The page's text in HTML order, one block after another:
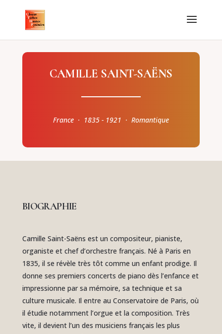
CAMILLE SAINT-SAËNS
France · 1835 - 1921 · Romantique
BIOGRAPHIE
Camille Saint-Saëns est un compositeur, pianiste,
organiste et chef d’orchestre français. Né à Paris en
1835, il se révèle très tôt comme un enfant prodige. Il
donne ses premiers concerts de piano dès l’enfance et
impressionne par sa mémoire, sa technique et sa
culture musicale. Il entre au Conservatoire de Paris, où
il étudie notamment l’orgue et la composition. Très
vite, il devient l’un des musiciens français les plus